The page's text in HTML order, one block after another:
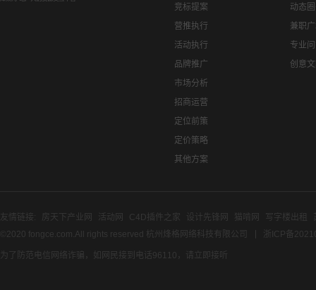
竞标提案
营推执行
活动执行
品牌推广
市场分析
招商运营
定位前策
定价策略
其他方案
动态
兼职
专业
创意
友情链接: 房天下产业网 活动网 C4D插件之家 设计先锋网 猫啃网 写字楼出租
©2020 fongce.com.All rights reserved 杭州烽格网络科技有限公司
浙ICP备
为了防范电信网络诈骗，如网民接到电话96110，请立即接听